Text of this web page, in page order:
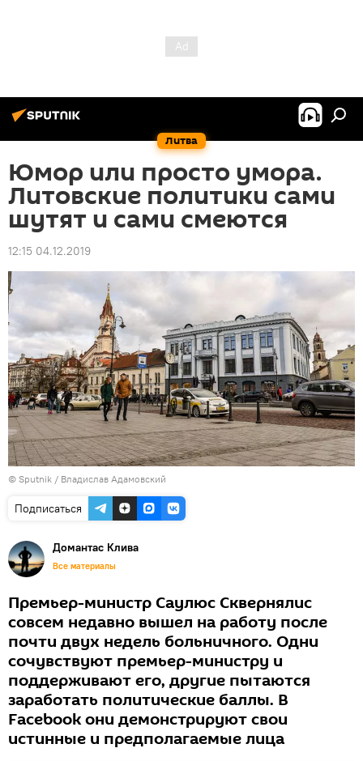
Литва
Юмор или просто умора.
Литовские политики сами
шутят и сами смеются
12:15 04.12.2019
© Sputnik / Владислав Адамовский
Подписаться
Домантас Клива
Все материалы
Премьер-министр Саулюс Сквернялис
совсем недавно вышел на работу после
почти двух недель больничного. Одни
сочувствуют премьер-министру и
поддерживают его, другие пытаются
заработать политические баллы. В
Facebook они демонстрируют свои
истинные и предполагаемые лица